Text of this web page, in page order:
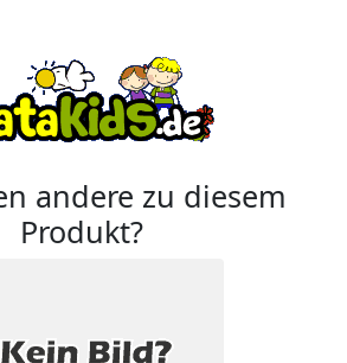
andere zu diesem
Produkt?